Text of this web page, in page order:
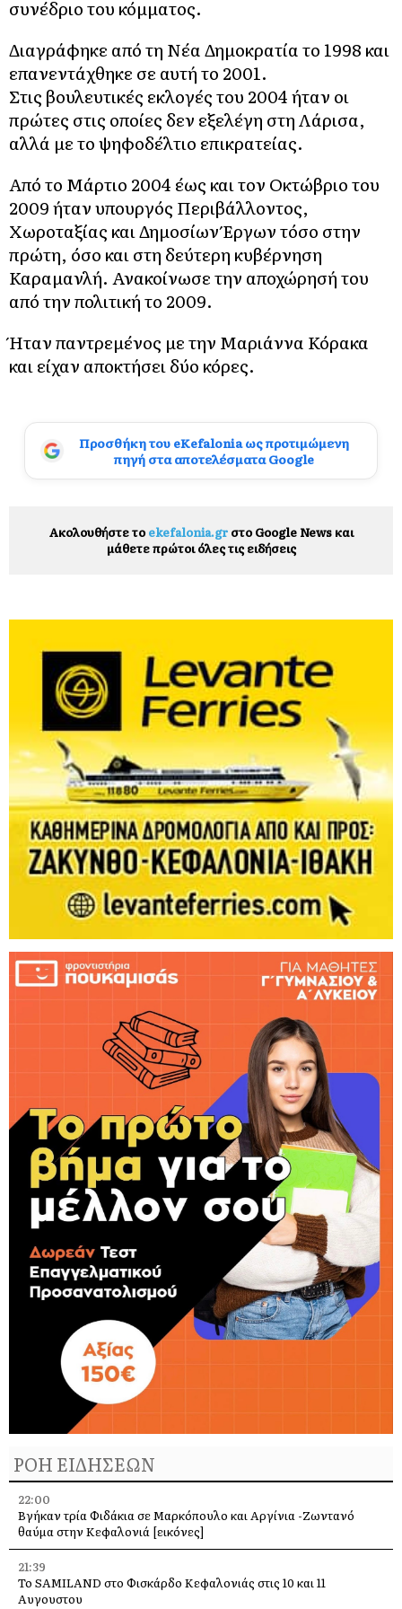
συνέδριο του κόμματος.
Διαγράφηκε από τη Νέα Δημοκρατία το 1998 και
επανεντάχθηκε σε αυτή το 2001.
Στις βουλευτικές εκλογές του 2004 ήταν οι
πρώτες στις οποίες δεν εξελέγη στη Λάρισα,
αλλά με το ψηφοδέλτιο επικρατείας.
Από το Μάρτιο 2004 έως και τον Οκτώβριο του
2009 ήταν υπουργός Περιβάλλοντος,
Χωροταξίας και Δημοσίων Έργων τόσο στην
πρώτη, όσο και στη δεύτερη κυβέρνηση
Καραμανλή. Ανακοίνωσε την αποχώρησή του
από την πολιτική το 2009.
Ήταν παντρεμένος με την Μαριάννα Κόρακα
και είχαν αποκτήσει δύο κόρες.
Προσθήκη του eKefalonia ως προτιμώμενη
πηγή στα αποτελέσματα Google
Ακολουθήστε το ekefalonia.grστο Google News και
μάθετε πρώτοι όλες τις ειδήσεις
ΡΟΗ ΕΙΔΗΣΕΩΝ
22:00
Βγήκαν τρία Φιδάκια σε Μαρκόπουλο και Αργίνια -Ζωντανό
θαύμα στην Κεφαλονιά [εικόνες]
21:39
Το SAMILAND στο Φισκάρδο Κεφαλονιάς στις 10 και 11
Αυγουστου